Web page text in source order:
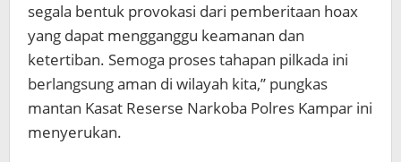
segala bentuk provokasi dari pemberitaan hoax
yang dapat mengganggu keamanan dan
ketertiban. Semoga proses tahapan pilkada ini
berlangsung aman di wilayah kita,’’ pungkas
mantan Kasat Reserse Narkoba Polres Kampar ini
menyerukan.